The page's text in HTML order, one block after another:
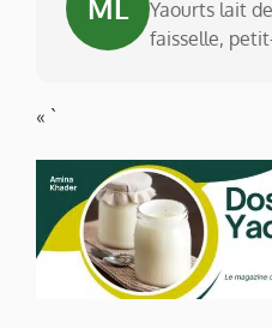
Yaourts lait
faisselle,
« `